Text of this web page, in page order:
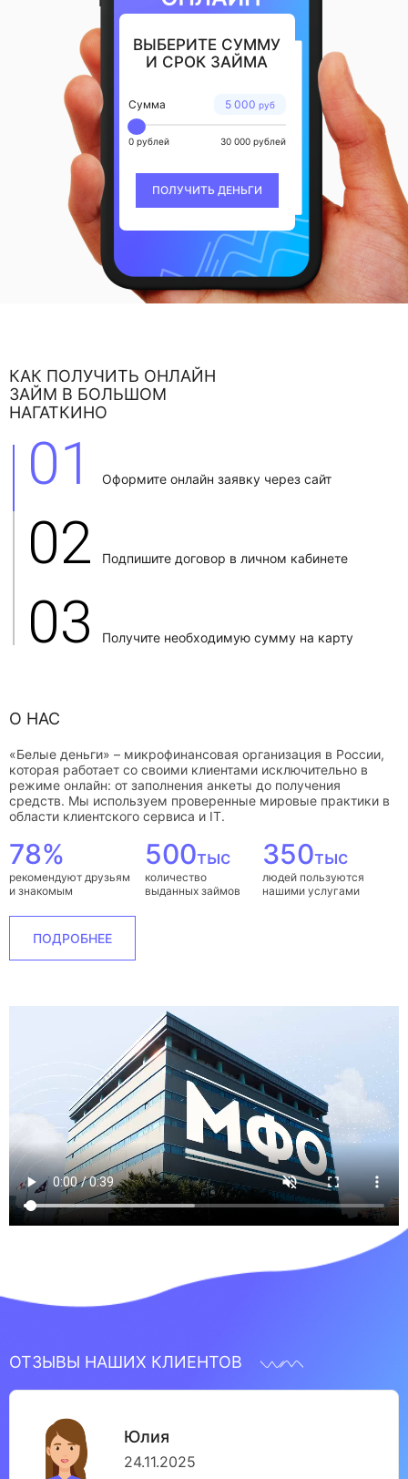
ВЫБЕРИТЕ СУММУ
И СРОК ЗАЙМА
5 000 руб
Сумма
0 рублей 30 000 рублей
ПОЛУЧИТЬ ДЕНЬГИ
КАК ПОЛУЧИТЬ ОНЛАЙН
ЗАЙМ В БОЛЬШОМ
НАГАТКИНО
01 Оформите онлайн заявку через сайт
02 Подпишите договор в личном кабинете
03 Получите необходимую сумму на карту
О НАС
«Белые деньги» – микрофинансовая организация в России,
которая работает со своими клиентами исключительно в
режиме онлайн: от заполнения анкеты до получения
средств. Мы используем проверенные мировые практики в
области клиентского сервиса и IT.
78%
рекомендуют друзьям
и знакомым
500тыс
количество
выданных займов
350тыс
людей пользуются
нашими услугами
ПОДРОБНЕЕ
ОТЗЫВЫ НАШИХ КЛИЕНТОВ
Юлия
24.11.2025